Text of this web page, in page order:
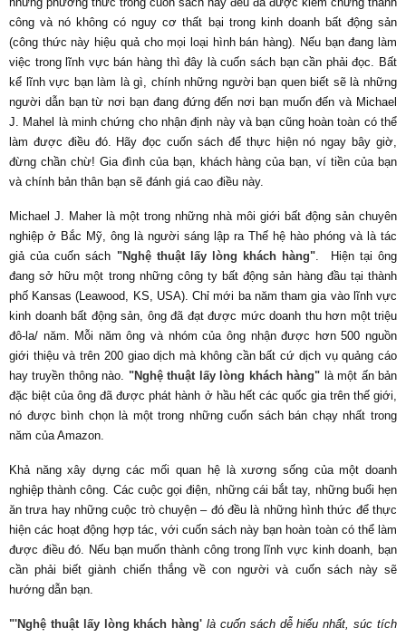
công và nó không có nguy cơ thất bại trong kinh doanh bất động sản
(công thức này hiệu quả cho mọi loại hình bán hàng). Nếu bạn đang làm
việc trong lĩnh vực bán hàng thì đây là cuốn sách bạn cần phải đọc. Bất
kể lĩnh vực bạn làm là gì, chính những người bạn quen biết sẽ là những
người dẫn bạn từ nơi bạn đang đứng đến nơi bạn muốn đến và Michael
J. Mahel là minh chứng cho nhận định này và bạn cũng hoàn toàn có thể
làm được điều đó. Hãy đọc cuốn sách để thực hiện nó ngay bây giờ,
đừng chần chừ! Gia đình của bạn, khách hàng của bạn, ví tiền của bạn
và chính bản thân bạn sẽ đánh giá cao điều này.
Michael J. Maher là một trong những nhà môi giới bất động sản chuyên
nghiệp ở Bắc Mỹ, ông là người sáng lập ra Thế hệ hào phóng và là tác
giả của cuốn sách "Nghệ thuật lấy lòng khách hàng". Hiện tại ông
đang sở hữu một trong những công ty bất động sản hàng đầu tại thành
phố Kansas (Leawood, KS, USA). Chỉ mới ba năm tham gia vào lĩnh vực
kinh doanh bất động sản, ông đã đạt được mức doanh thu hơn một triệu
đô-la/ năm. Mỗi nămông và nhóm của ông nhận được hơn 500 nguồn
giới thiệu và trên 200 giao dịch mà không cần bất cứ dịch vụ quảng cáo
hay truyền thông nào. "Nghệ thuật lấy lòng khách hàng" là một ấn bản
đặc biệt của ông đã được phát hành ở hầu hết các quốc gia trên thế giới,
nó được bình chọn là một trong những cuốn sách bán chạy nhất trong
năm của Amazon.
Khả năng xây dựng các mối quan hệ là xương sống của một doanh
nghiệp thành công. Các cuộc gọi điện, những cái bắt tay, những buổi hẹn
ăn trưa hay những cuộc trò chuyện – đó đều là những hình thức để thực
hiện các hoạt động hợp tác, với cuốn sách này bạn hoàn toàn có thể làm
được điều đó. Nếu bạn muốn thành công trong lĩnh vực kinh doanh, bạn
cần phải biết giành chiến thắng về con người và cuốn sách này sẽ
hướng dẫn bạn.
"'Nghệ thuật lấy lòng khách hàng' là cuốn sách dễ hiểu nhất, súc tích